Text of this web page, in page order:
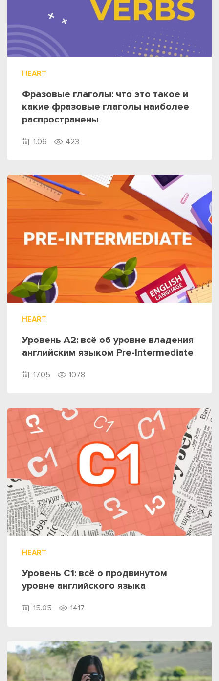
HEART
Фразовые глаголы: что это такое и
какие фразовые глаголы наиболее
распространены
1.06 423
HEART
Уровень А2: всё об уровне владения
английским языком Pre-Intermediate
17.05 1078
HEART
Уровень C1: всё о продвинутом
уровне английского языка
15.05 1417